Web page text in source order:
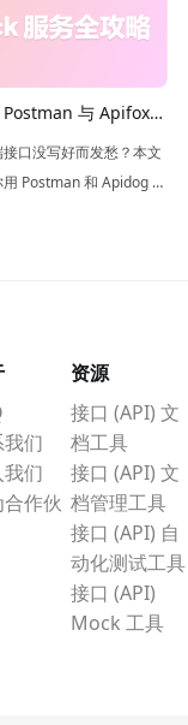
据团队需求锁定最佳自动
Postman 与 Apifox
服务端？
口没写好而发愁？本文
Postman 和 Apidog 搭
们
们
作伙
资源
接口 (API) 文
档工具
接口 (API) 文
档管理工具
接口 (API) 自
动化测试工具
接口 (API)
Mock 工具